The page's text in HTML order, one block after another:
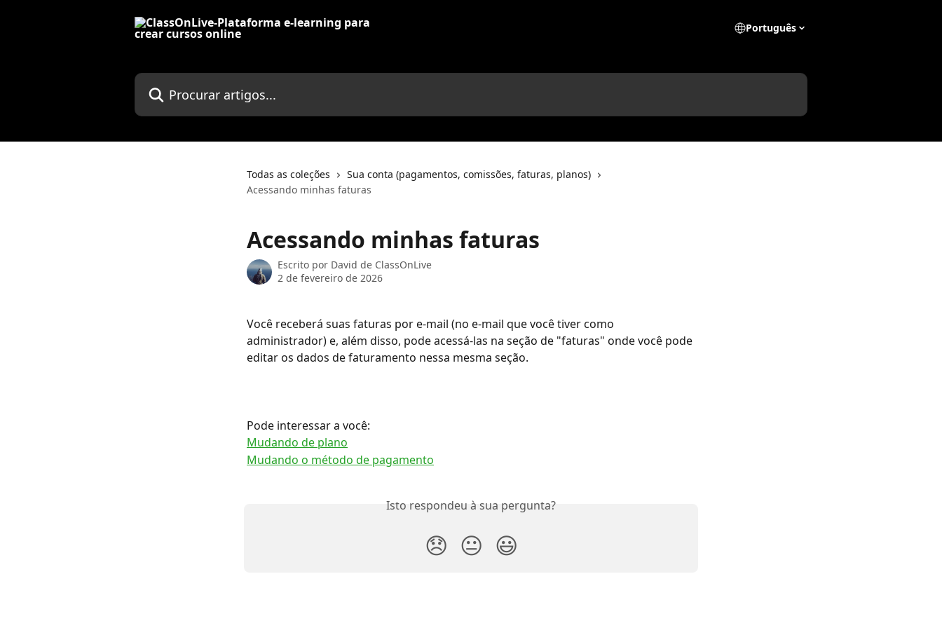
Português
Procurar artigos...
Todas as coleções
Sua conta (pagamentos, comissões, faturas, planos)
Acessando minhas faturas
Acessando minhas faturas
Escrito por David de ClassOnLive
2 de fevereiro de 2026
Você receberá suas faturas por e-mail (no e-mail que você tiver como
administrador) e, além disso, pode acessá-las na seção de "faturas" onde você pode
editar os dados de faturamento nessa mesma seção.
Pode interessar a você:
Mudando de plano
Mudando o método de pagamento
Isto respondeu à sua pergunta?
😞 😐 😃